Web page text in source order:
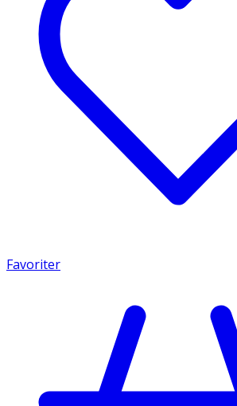
Favoriter